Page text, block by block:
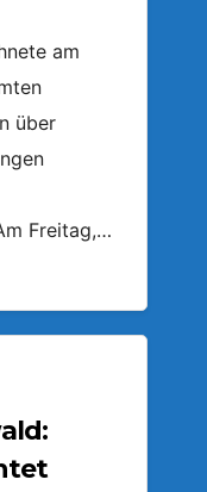
am
über
Freitag,…